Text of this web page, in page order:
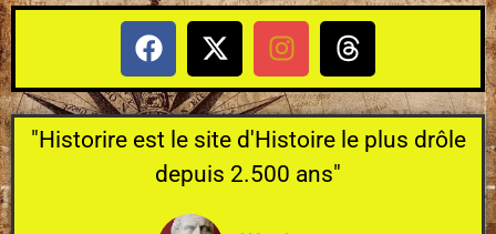
"Historire est le site d'Histoire le plus drôle
depuis 2.500 ans"